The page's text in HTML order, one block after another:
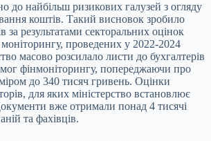
до найбільш ризикових галузей з огляду
коштів. Такий висновок зробило
за результатами секторальних оцінок
проведених у 2022-2024
масово розсилало листи до бухгалтерів
фінмоніторингу, попереджаючи про
до 340 тисяч гривень. Оцінки
для яких міністерство встановлює
вже отримали понад 4 тисячі
та фахівців.